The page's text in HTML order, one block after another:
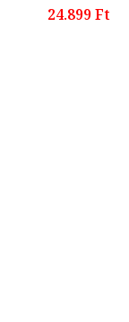
24.899 Ft